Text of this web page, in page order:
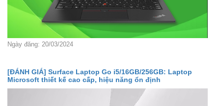
Ngày đăng: 20/03/2024
[ĐÁNH GIÁ] Surface Laptop Go i5/16GB/256GB: Laptop
Microsoft thiết kế cao cấp, hiệu năng ổn định